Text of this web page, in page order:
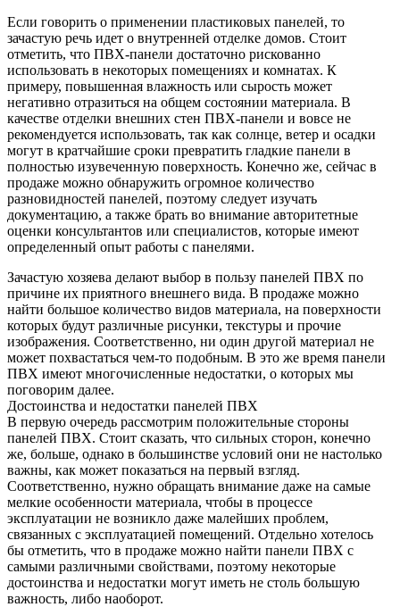
Если говорить о применении пластиковых панелей, то
зачастую речь идет о внутренней отделке домов. Стоит
отметить, что ПВХ-панели достаточно рискованно
использовать в некоторых помещениях и комнатах. К
примеру, повышенная влажность или сырость может
негативно отразиться на общем состоянии материала. В
качестве отделки внешних стен ПВХ-панели и вовсе не
рекомендуется использовать, так как солнце, ветер и осадки
могут в кратчайшие сроки превратить гладкие панели в
полностью изувеченную поверхность. Конечно же, сейчас в
продаже можно обнаружить огромное количество
разновидностей панелей, поэтому следует изучать
документацию, а также брать во внимание авторитетные
оценки консультантов или специалистов, которые имеют
определенный опыт работы с панелями.
Зачастую хозяева делают выбор в пользу панелей ПВХ по
причине их приятного внешнего вида. В продаже можно
найти большое количество видов материала, на поверхности
которых будут различные рисунки, текстуры и прочие
изображения. Соответственно, ни один другой материал не
может похвастаться чем-то подобным. В это же время панели
ПВХ имеют многочисленные недостатки, о которых мы
поговорим далее.
Достоинства и недостатки панелей ПВХ
В первую очередь рассмотрим положительные стороны
панелей ПВХ. Стоит сказать, что сильных сторон, конечно
же, больше, однако в большинстве условий они не настолько
важны, как может показаться на первый взгляд.
Соответственно, нужно обращать внимание даже на самые
мелкие особенности материала, чтобы в процессе
эксплуатации не возникло даже малейших проблем,
связанных с эксплуатацией помещений. Отдельно хотелось
бы отметить, что в продаже можно найти панели ПВХ с
самыми различными свойствами, поэтому некоторые
достоинства и недостатки могут иметь не столь большую
важность, либо наоборот.